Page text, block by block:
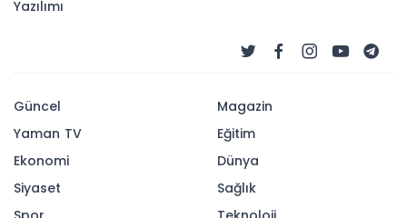
Yazılımı
Güncel
Yaman TV
Ekonomi
Siyaset
Magazin
Eğitim
Dünya
Sağlık